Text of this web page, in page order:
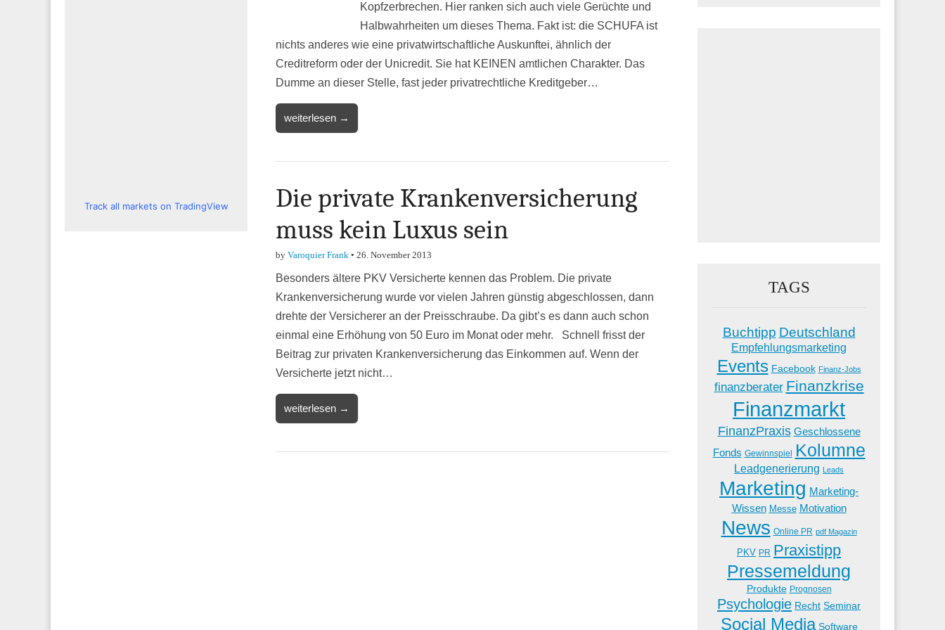
Kopfzerbrechen. Hier ranken sich auch viele Gerüchte und
Halbwahrheiten um dieses Thema. Fakt ist: die SCHUFA ist
nichts anderes wie eine privatwirtschaftliche Auskunftei, ähnlich der
Creditreform oder der Unicredit. Sie hat KEINEN amtlichen Charakter. Das
Dumme an dieser Stelle, fast jeder privatrechtliche Kreditgeber…
weiterlesen →
Die private Krankenversicherung
muss kein Luxus sein
by Varoquier Frank • 26. November 2013
Besonders ältere PKV Versicherte kennen das Problem. Die private
Krankenversicherung wurde vor vielen Jahren günstig abgeschlossen, dann
drehte der Versicherer an der Preisschraube. Da gibt’s es dann auch schon
einmal eine Erhöhung von 50 Euro im Monat oder mehr. Schnell frisst der
Beitrag zur privaten Krankenversicherung das Einkommen auf. Wenn der
Versicherte jetzt nicht…
weiterlesen →
Track all markets on TradingView
TAGS
Buchtipp Deutschland
Empfehlungsmarketing
Events Facebook Finanz-Jobs
finanzberater Finanzkrise
Finanzmarkt
FinanzPraxis Geschlossene
Fonds Gewinnspiel Kolumne
Leadgenerierung Leads
Marketing Marketing-
Wissen Messe Motivation
News Online PR pdf Magazin
PKV PR Praxistipp
Pressemeldung
Produkte Prognosen
Psychologie Recht Seminar
Social Media Software